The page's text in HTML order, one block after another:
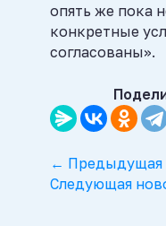
опять же пока
конкретные
согласованы».
← Предыдущая
Следующая